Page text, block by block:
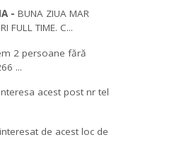
-BUNA ZIUA MAR
FULL TIME. C...
2 persoane fără
...
acest post nr tel
de acest loc de